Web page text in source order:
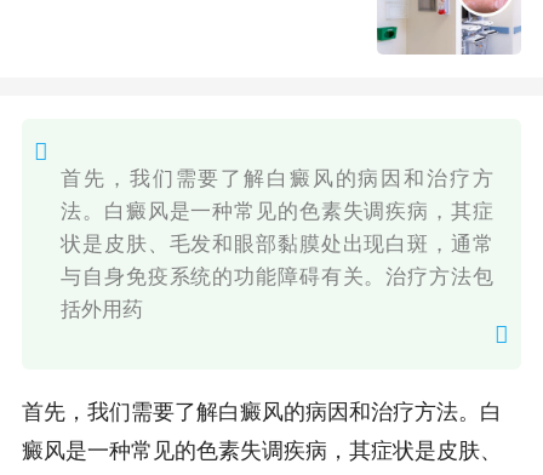
首先，我们需要了解白癜风的病因和治疗方
法。白癜风是一种常见的色素失调疾病，其症
状是皮肤、毛发和眼部黏膜处出现白斑，通常
与自身免疫系统的功能障碍有关。治疗方法包
括外用药
首先，我们需要了解白癜风的病因和治疗方法。白
癜风是一种常见的色素失调疾病，其症状是皮肤、